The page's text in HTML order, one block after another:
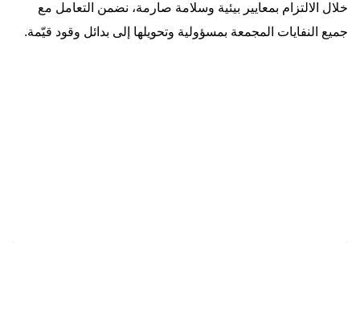
خلال الالتزام بمعايير بيئية وسلامة صارمة، نضمن التعامل مع
جميع النفايات المجمعة بمسؤولية وتحويلها إلى بدائل وقود قيّمة.